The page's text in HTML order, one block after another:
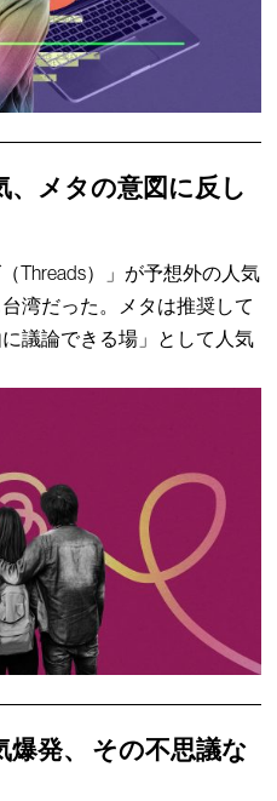
、メタの意図に反し
Threads）」が予想外の人気
湾だった。メタは推奨して
議論できる場」として人気
発、 その不思議な